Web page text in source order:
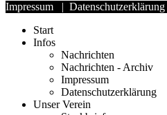
Impressum | Datenschutzerklärung
Start
Infos
Nachrichten
Nachrichten - Archiv
Impressum
Datenschutzerklärung
Unser Verein